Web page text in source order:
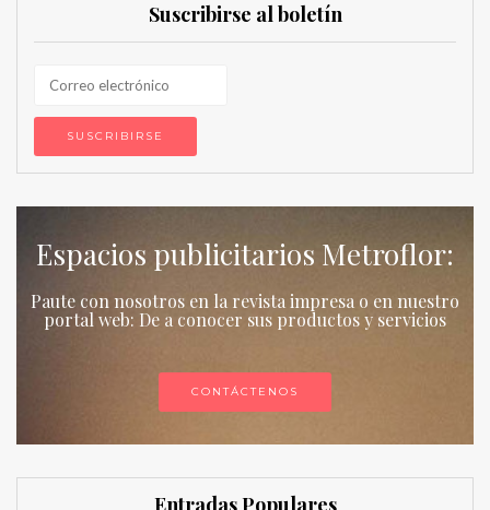
Suscribirse al boletín
Espacios publicitarios Metroflor:
Paute con nosotros en la revista impresa o en nuestro
portal web: De a conocer sus productos y servicios
CONTÁCTENOS